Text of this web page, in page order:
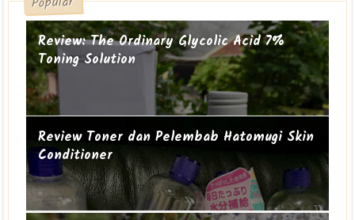
Review: The Ordinary Glycolic Acid 7%
Toning Solution
Review Toner dan Pelembab Hatomugi Skin
Conditioner